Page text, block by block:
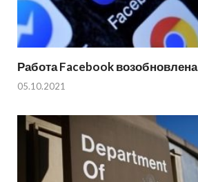
Работа Facebook возобновлена
05.10.2021